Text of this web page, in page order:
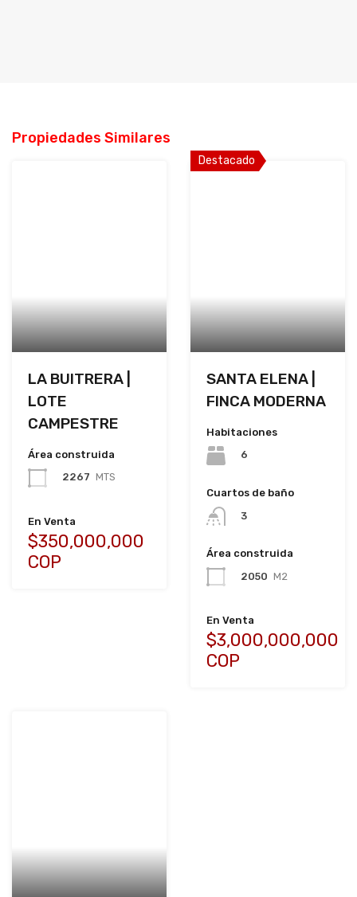
Propiedades Similares
LA BUITRERA |
LOTE
CAMPESTRE
Área construida
2267 MTS
En Venta
$350,000,000
COP
Destacado
SANTA ELENA |
FINCA MODERNA
Habitaciones
6
Cuartos de baño
3
Área construida
2050 M2
En Venta
$3,000,000,000
COP